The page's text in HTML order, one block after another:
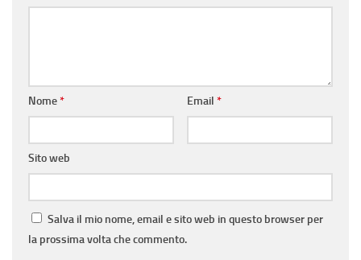
Nome* Email *
Sito web
Salva il mio nome, email e sito web in questo browser per
la prossima volta che commento.